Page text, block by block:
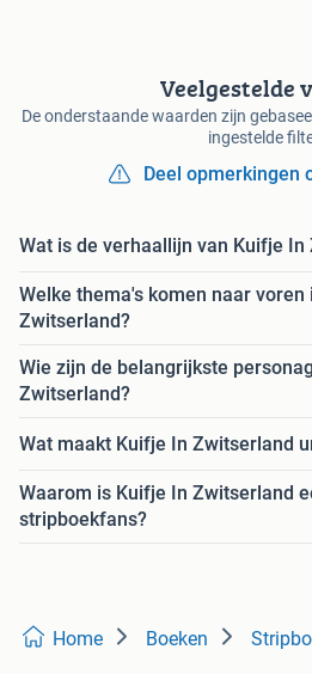
Veelgestelde
De onderstaande waarden zijn
ingestelde
Deel opmerkingen
Wat is de verhaallijn van Kuifje In
Welke thema's komen naar voren
Zwitserland?
Wie zijn de belangrijkste
Zwitserland?
Wat maakt Kuifje In Zwitserland
Waarom is Kuifje In Zwitserland
stripboekfans?
Home Boeken